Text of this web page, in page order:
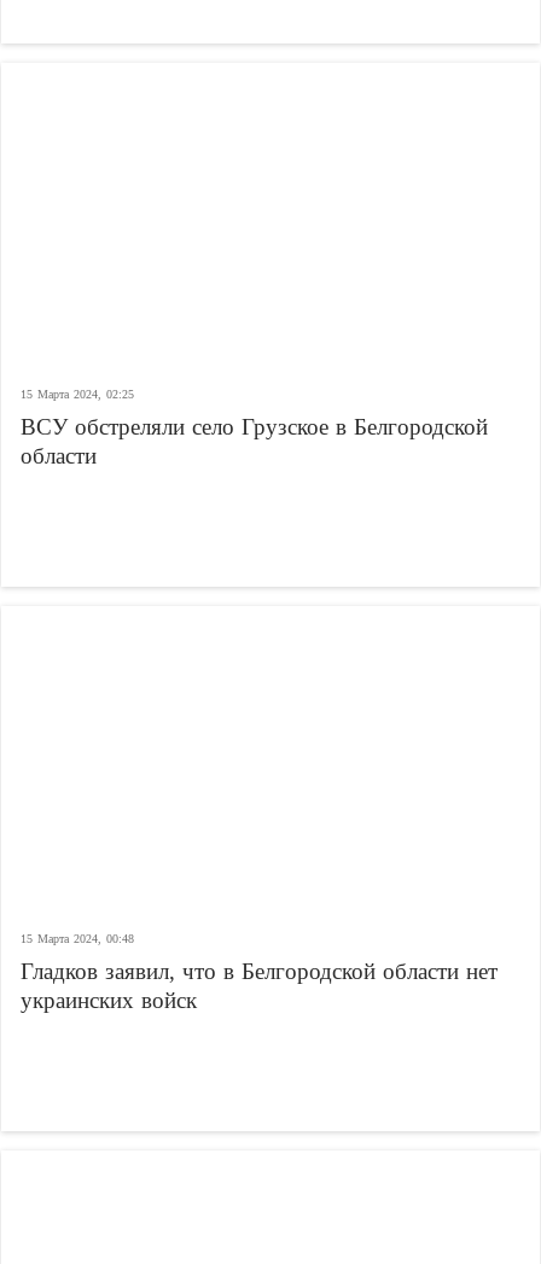
15 Марта 2024, 02:25
ВСУ обстреляли село Грузское в Белгородской
области
15 Марта 2024, 00:48
Гладков заявил, что в Белгородской области нет
украинских войск